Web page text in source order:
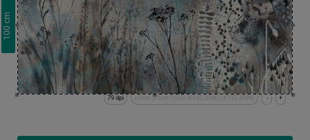
100
cm
+
-
x:0cm y:0cm | (0,0) (6192,3096) (6192,3096)
79 dpi